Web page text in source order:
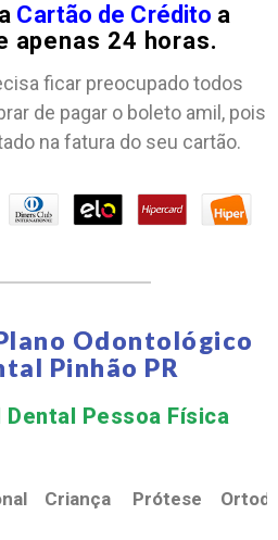
Cartão de Crédito a
apenas 24 horas.
ficar preocupado todos
de pagar o boleto amil, pois
na fatura do seu cartão.
Odontológico
Pinhão PR
Pessoa Física​
Criança Prótese